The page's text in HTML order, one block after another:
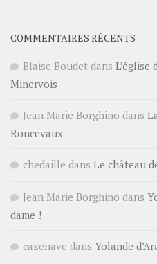
COMMENTAIRES RÉCENTS
Blaise Boudet dans L’église
Minervois
Jean Marie Borghino dans
Roncevaux
chedaille dans Le château
Jean Marie Borghino dans
dame !
cazenave dans Yolande